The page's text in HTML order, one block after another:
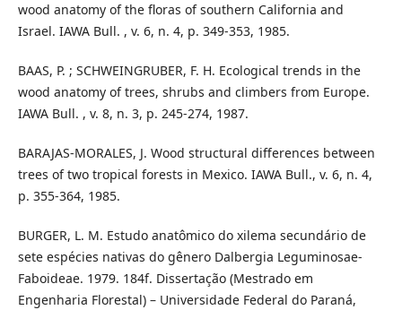
wood anatomy of the floras of southern California and
Israel. IAWA Bull. , v. 6, n. 4, p. 349-353, 1985.
BAAS, P. ; SCHWEINGRUBER, F. H. Ecological trends in the
wood anatomy of trees, shrubs and climbers from Europe.
IAWA Bull. , v. 8, n. 3, p. 245-274, 1987.
BARAJAS-MORALES, J. Wood structural differences between
trees of two tropical forests in Mexico. IAWA Bull., v. 6, n. 4,
p. 355-364, 1985.
BURGER, L. M. Estudo anatômico do xilema secundário de
sete espécies nativas do gênero Dalbergia Leguminosae-
Faboideae. 1979. 184f. Dissertação (Mestrado em
Engenharia Florestal) – Universidade Federal do Paraná,